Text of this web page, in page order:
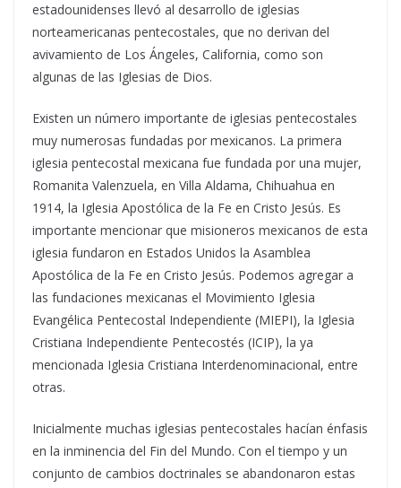
estadounidenses llevó al desarrollo de iglesias
norteamericanas pentecostales, que no derivan del
avivamiento de Los Ángeles, California, como son
algunas de las Iglesias de Dios.
Existen un número importante de iglesias pentecostales
muy numerosas fundadas por mexicanos. La primera
iglesia pentecostal mexicana fue fundada por una mujer,
Romanita Valenzuela, en Villa Aldama, Chihuahua en
1914, la Iglesia Apostólica de la Fe en Cristo Jesús. Es
importante mencionar que misioneros mexicanos de esta
iglesia fundaron en Estados Unidos la Asamblea
Apostólica de la Fe en Cristo Jesús. Podemos agregar a
las fundaciones mexicanas el Movimiento Iglesia
Evangélica Pentecostal Independiente (MIEPI), la Iglesia
Cristiana Independiente Pentecostés (ICIP), la ya
mencionada Iglesia Cristiana Interdenominacional, entre
otras.
Inicialmente muchas iglesias pentecostales hacían énfasis
en la inminencia del Fin del Mundo. Con el tiempo y un
conjunto de cambios doctrinales se abandonaron estas